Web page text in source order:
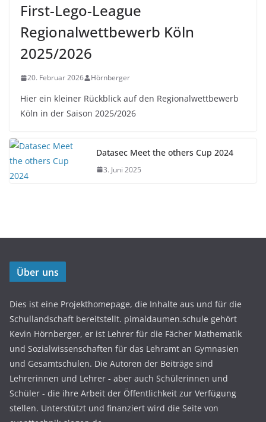
First-Lego-League
Regionalwettbewerb Köln
2025/2026
20. Februar 2026 Hörnberger
Hier ein kleiner Rückblick auf den Regionalwettbewerb
Köln in der Saison 2025/2026
Datasec Meet the others Cup 2024
3. Juni 2025
Über uns
Dies ist eine Projekthomepage, die Inhalte aus und für die
Schullandschaft bereitstellt. pimaldaumen.schule gehört
Kevin Hörnberger, er ist Lehrer für die Fächer Mathematik
und Sozialwissenschaften für das Lehramt an Gymnasien
und Gesamtschulen. Die Autoren der Beiträge sind
Lehrerinnen und Lehrer - aber auch Schülerinnen und
Schüler - die ihre Arbeit der Öffentlichkeit zur Verfügung
stellen. Unterstützt und finanziert wird die Seite von